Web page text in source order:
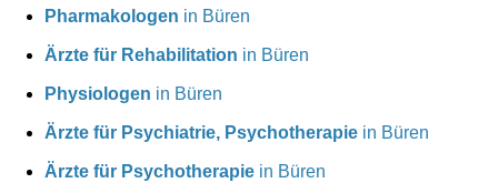
Pharmakologen in Büren
Ärzte für Rehabilitation in Büren
Physiologen in Büren
Ärzte für Psychiatrie, Psychotherapie in Büren
Ärzte für Psychotherapie in Büren